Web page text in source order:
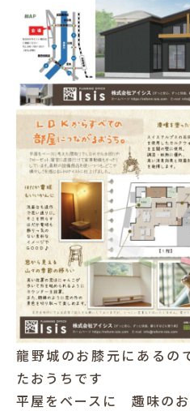
お客
龍野城のお膝元にあるの
たおうちです
平屋をベースに 趣味の